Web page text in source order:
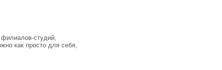
студий,
как просто для себя,